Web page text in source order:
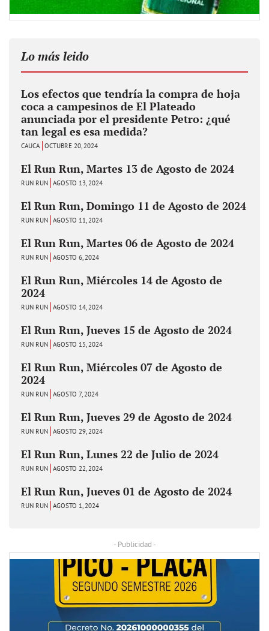
Lo más leido
Los efectos que tendría la compra de hoja
coca a campesinos de El Plateado
anunciada por el presidente Petro: ¿qué
tan legal es esa medida?
CAUCA OCTUBRE 20, 2024
El Run Run, Martes 13 de Agosto de 2024
RUN RUN AGOSTO 13, 2024
El Run Run, Domingo 11 de Agosto de 2024
RUN RUN AGOSTO 11, 2024
El Run Run, Martes 06 de Agosto de 2024
RUN RUN AGOSTO 6, 2024
El Run Run, Miércoles 14 de Agosto de
2024
RUN RUN AGOSTO 14, 2024
El Run Run, Jueves 15 de Agosto de 2024
RUN RUN AGOSTO 15, 2024
El Run Run, Miércoles 07 de Agosto de
2024
RUN RUN AGOSTO 7, 2024
El Run Run, Jueves 29 de Agosto de 2024
RUN RUN AGOSTO 29, 2024
El Run Run, Lunes 22 de Julio de 2024
RUN RUN AGOSTO 22, 2024
El Run Run, Jueves 01 de Agosto de 2024
RUN RUN AGOSTO 1, 2024
- Publicidad -